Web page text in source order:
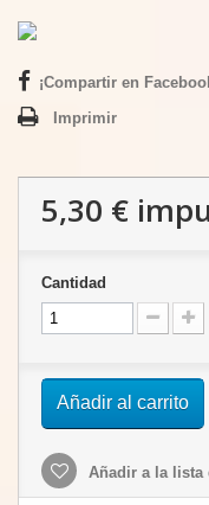
¡Compartir en
Imprimir
5,30 €
Cantidad
Añadir al carrito
Añadir a la lista